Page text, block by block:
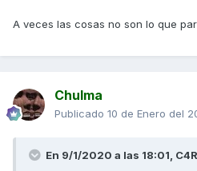
A veces las cosas no son lo que
Chulma
Publicado 10 de Enero del
En 9/1/2020 a las 18:01,